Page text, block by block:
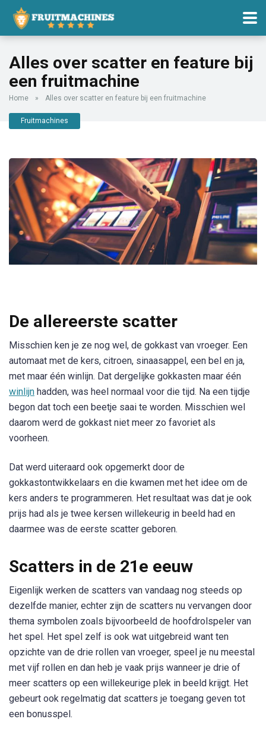
Alles over scatter en feature bij
een fruitmachine
Home » Alles over scatter en feature bij een fruitmachine
Fruitmachines
De allereerste scatter
Misschien ken je ze nog wel, de gokkast van vroeger. Een
automaat met de kers, citroen, sinaasappel, een bel en ja,
met maar één winlijn. Dat dergelijke gokkasten maar één
winlijn hadden, was heel normaal voor die tijd. Na een tijdje
begon dat toch een beetje saai te worden. Misschien wel
daarom werd de gokkast niet meer zo favoriet als
voorheen.
Dat werd uiteraard ook opgemerkt door de
gokkastontwikkelaars en die kwamen met het idee om de
kers anders te programmeren. Het resultaat was dat je ook
prijs had als je twee kersen willekeurig in beeld had en
daarmee was de eerste scatter geboren.
Scatters in de 21e eeuw
Eigenlijk werken de scatters van vandaag nog steeds op
dezelfde manier, echter zijn de scatters nu vervangen door
thema symbolen zoals bijvoorbeeld de hoofdrolspeler van
het spel. Het spel zelf is ook wat uitgebreid want ten
opzichte van de drie rollen van vroeger, speel je nu meestal
met vijf rollen en dan heb je vaak prijs wanneer je drie of
meer scatters op een willekeurige plek in beeld krijgt. Het
gebeurt ook regelmatig dat scatters je toegang geven tot
een bonusspel.